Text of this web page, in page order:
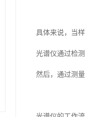
具体来说，当
光谱仪通过检
然后，通过测